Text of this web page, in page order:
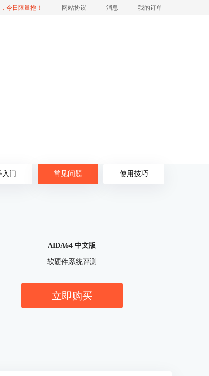
今日限量抢！ 网站协议 消息 我的订单
入门 常见问题 使用技巧
AIDA64 中文版
软硬件系统评测
立即购买